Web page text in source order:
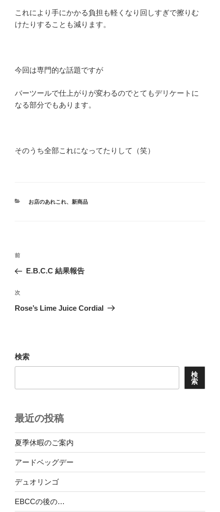
これにより手にかかる負担も軽くなり回しすぎで擦りむ
けたりすることも減ります。
今回は専門的な話題ですが
バーツールで仕上がりが変わるのでとてもデリケートに
なる部分でもあります。
そのうち全部これになってたりして（笑）
カ
お店のあれこれ、 新商品
投
ナ
ビ
ゲ
ン
前
の
稿
前
E.B.C.C 結果報告
次
の
次
Rose’s Lime Juice Cordial
検索
検
索
最近の投稿
夏季休暇のご案内
アードベッグデー
デュオリンゴ
EBCCの後の…